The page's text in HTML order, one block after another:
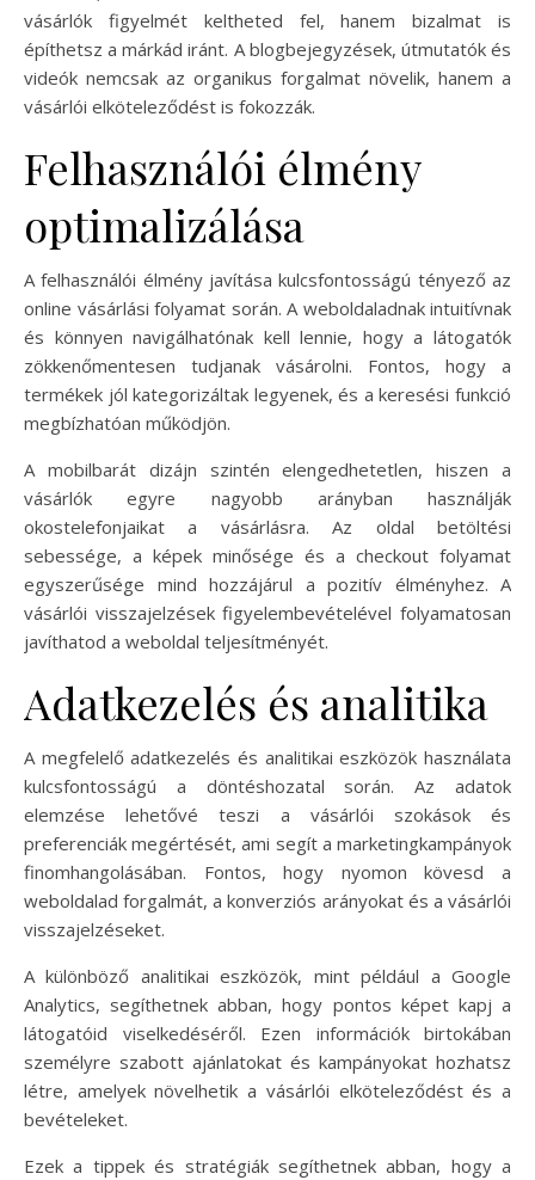
vásárlók figyelmét keltheted fel, hanem bizalmat is
építhetsz a márkád iránt. A blogbejegyzések, útmutatók és
videók nemcsak az organikus forgalmat növelik, hanem a
vásárlói elköteleződést is fokozzák.
Felhasználói élmény
optimalizálása
A felhasználói élmény javítása kulcsfontosságú tényező az
online vásárlási folyamat során. A weboldaladnak intuitívnak
és könnyen navigálhatónak kell lennie, hogy a látogatók
zökkenőmentesen tudjanak vásárolni. Fontos, hogy a
termékek jól kategorizáltak legyenek, és a keresési funkció
megbízhatóan működjön.
A mobilbarát dizájn szintén elengedhetetlen, hiszen a
vásárlók egyre nagyobb arányban használják
okostelefonjaikat a vásárlásra. Az oldal betöltési
sebessége, a képek minősége és a checkout folyamat
egyszerűsége mind hozzájárul a pozitív élményhez. A
vásárlói visszajelzések figyelembevételével folyamatosan
javíthatod a weboldal teljesítményét.
Adatkezelés és analitika
A megfelelő adatkezelés és analitikai eszközök használata
kulcsfontosságú a döntéshozatal során. Az adatok
elemzése lehetővé teszi a vásárlói szokások és
preferenciák megértését, ami segít a marketingkampányok
finomhangolásában. Fontos, hogy nyomon kövesd a
weboldalad forgalmát, a konverziós arányokat és a vásárlói
visszajelzéseket.
A különböző analitikai eszközök, mint például a Google
Analytics, segíthetnek abban, hogy pontos képet kapj a
látogatóid viselkedéséről. Ezen információk birtokában
személyre szabott ajánlatokat és kampányokat hozhatsz
létre, amelyek növelhetik a vásárlói elköteleződést és a
bevételeket.
Ezek a tippek és stratégiák segíthetnek abban, hogy a